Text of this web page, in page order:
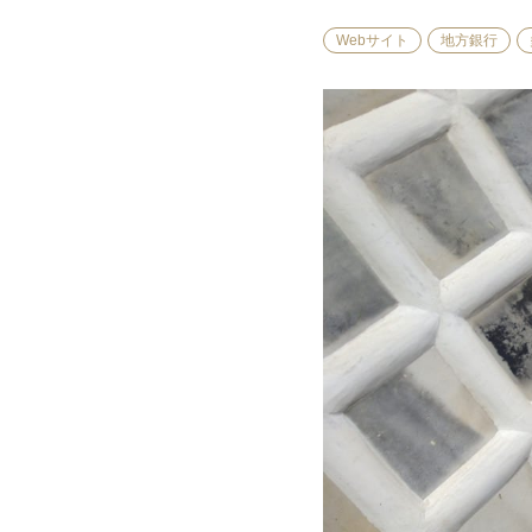
Webサイト 地方銀行